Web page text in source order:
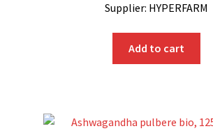
Supplier: HYPERFARM
Add to cart